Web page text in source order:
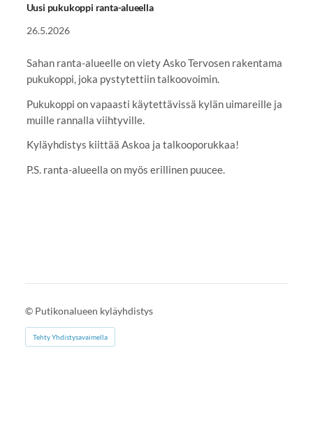
Uusi pukukoppi ranta-alueella
26.5.2026
Sahan ranta-alueelle on viety Asko Tervosen rakentama
pukukoppi, joka pystytettiin talkoovoimin.
Pukukoppi on vapaasti käytettävissä kylän uimareille ja
muille rannalla viihtyville.
Kyläyhdistys kiittää Askoa ja talkooporukkaa!
P.S. ranta-alueella on myös erillinen puucee.
© Putikonalueen kyläyhdistys
Tehty Yhdistysavaimella